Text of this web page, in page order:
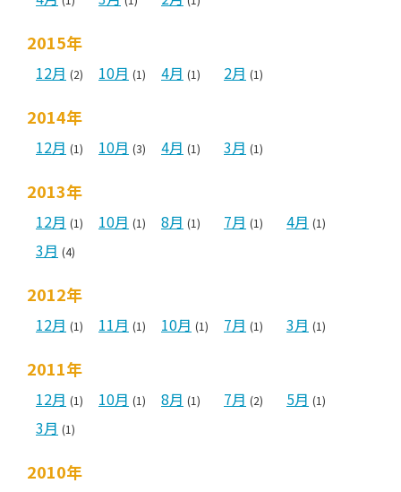
2015年
12月 (2) 10月 (1) 4月 (1) 2月 (1)
2014年
12月 (1) 10月 (3) 4月 (1) 3月 (1)
2013年
12月 (1) 10月 (1) 8月 (1) 7月 (1) 4月 (1)
3月 (4)
2012年
12月 (1) 11月 (1) 10月 (1) 7月 (1) 3月 (1)
2011年
12月 (1) 10月 (1) 8月 (1) 7月 (2) 5月 (1)
3月 (1)
2010年